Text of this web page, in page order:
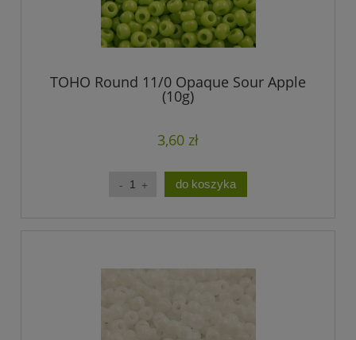
TOHO Round 11/0 Opaque Sour Apple
(10g)
3,60 zł
do koszyka